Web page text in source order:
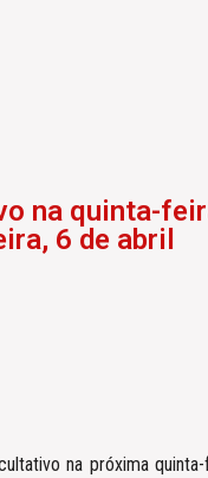
na quinta-
6 de abril
na próxima